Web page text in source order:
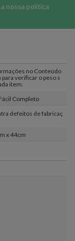
nossa política
no Conteúdo
para verificar o peso s
item.
Completo
defeitos de fabricaç
x 44cm